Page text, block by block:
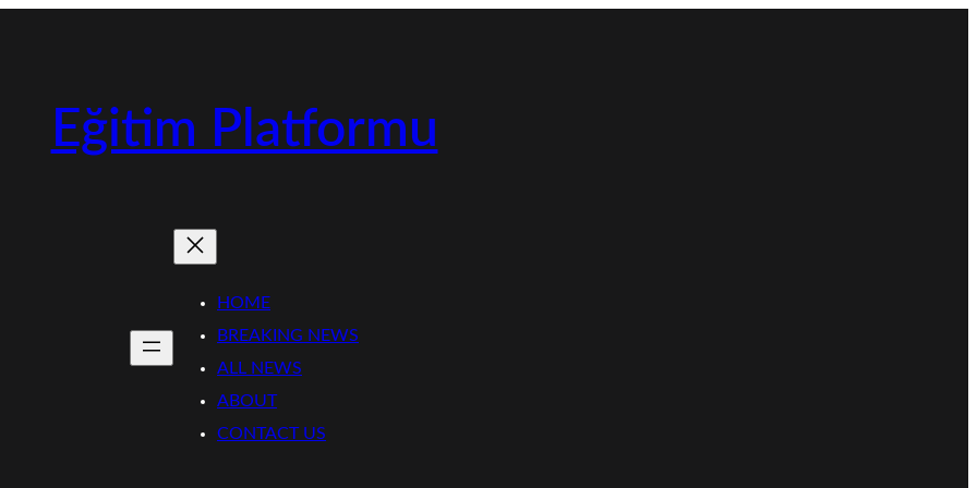
Eğitim Platformu
HOME
BREAKING NEWS
ALL NEWS
ABOUT
CONTACT US